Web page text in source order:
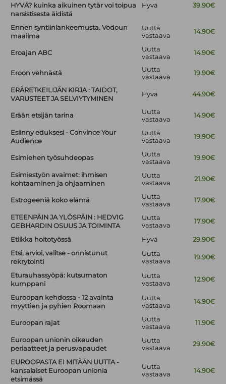
HYVÄ? kuinka aikuinen tytär voi toipua
narsistisesta äidistä
Hyvä 39.90€
Ennen syntiinlankeemusta. Vodoun
maailma
Uutta
vastaava
14.90€
Eroajan ABC
Uutta
vastaava
14.90€
Eroon vehnästä
Uutta
vastaava
19.90€
ERÄRETKEILIJÄN KIRJA : TAIDOT,
VARUSTEET JA SELVIYTYMINEN
Hyvä 44.90€
Erään etsijän tarina
Uutta
vastaava
14.90€
Esiinny eduksesi - Convince Your
Audience
Uutta
vastaava
19.90€
Esimiehen työsuhdeopas
Uutta
vastaava
19.90€
Esimiestyön avaimet: ihmisen
kohtaaminen ja ohjaaminen
Uutta
vastaava
21.90€
Estrogeeniä koko elämä
Uutta
vastaava
17.90€
ETEENPÄIN JA YLÖSPÄIN : HEDVIG
GEBHARDIN OSUUS JA TOIMINTA
Uutta
vastaava
17.90€
Etiikka hoitotyössä Hyvä
29.90€
Etsi, arvioi, valitse - onnistunut
rekrytointi
Uutta
vastaava
19.90€
Eturauhassyöpä: kutsumaton
kumppani
Uutta
vastaava
12.90€
Euroopan kehdossa - 12 avainta
myyttien ja pyhien Roomaan
Uutta
vastaava
14.90€
Euroopan rajat
Uutta
vastaava
11.90€
Euroopan unionin oikeuden
periaatteet ja perusvapaudet
Uutta
vastaava
29.90€
EUROOPASTA EI MITÄÄN UUTTA -
kansalaiset Euroopan unionia
etsimässä
Uutta
vastaava
14.90€